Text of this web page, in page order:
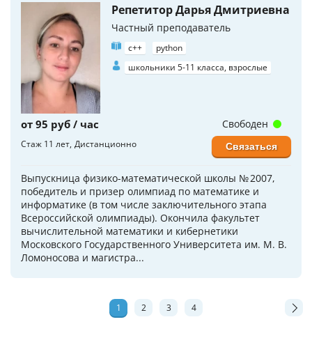
Репетитор Дарья Дмитриевна
Частный преподаватель
c++
python
школьники 5-11 класса, взрослые
от 95 руб / час
Стаж 11 лет Дистанционно
Выпускница физико-математической школы № 2007,
победитель и призер олимпиад по математике и
информатике (в том числе заключительного этапа
Всероссийской олимпиады). Окончила факультет
вычислительной математики и кибернетики
Московского Государственного Университета им. М. В.
Ломоносова и магистра...
Свободен
Связаться
1 2 3 4